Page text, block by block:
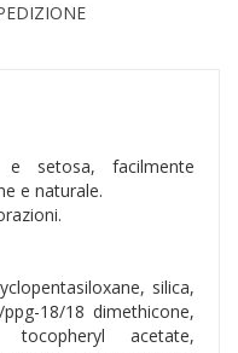
e setosa, facilmente
e naturale.
silica,
18/18 dimethicone,
tocopheryl acetate,